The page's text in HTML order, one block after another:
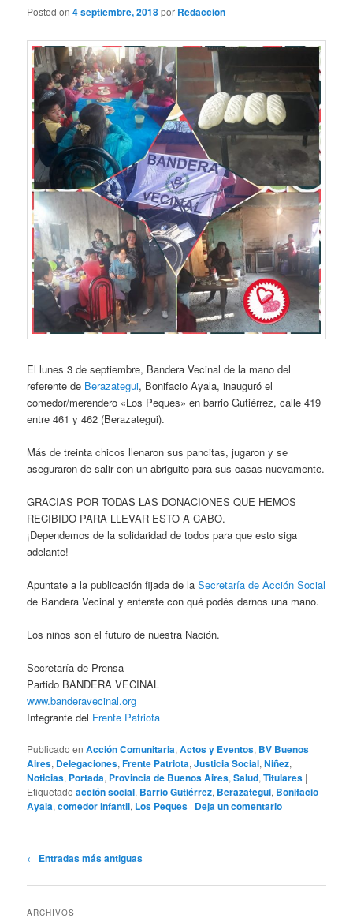
Posted on4 septiembre, 2018por Redaccion
El lunes 3 de septiembre, Bandera Vecinal de la mano del
referente de Berazategui, Bonifacio Ayala, inauguró el
comedor/merendero «Los Peques» en barrio Gutiérrez, calle 419
entre 461 y 462 (Berazategui).
Más de treinta chicos llenaron sus pancitas, jugaron y se
aseguraron de salir con un abriguito para sus casas nuevamente.
GRACIAS POR TODAS LAS DONACIONES QUE HEMOS
RECIBIDO PARA LLEVAR ESTO A CABO.
¡Dependemos de la solidaridad de todos para que esto siga
adelante!
Apuntate a la publicación fijada de laSecretaría de Acción Social
de Bandera Vecinal y enterate con qué podés darnos una mano.
Los niños son el futuro de nuestra Nación.
Secretaría de Prensa
Partido BANDERA VECINAL
www.banderavecinal.org
Integrante del Frente Patriota
Publicado en Acción Comunitaria,Actos y Eventos, BV Buenos
Aires, Delegaciones,Frente Patriota,Justicia Social,Niñez,
Noticias, Portada, Provincia de Buenos Aires,Salud,Titulares |
Etiquetado acción social, Barrio Gutiérrez, Berazategui, Bonifacio
Ayala,comedor infantil, Los Peques | Deja un comentario
Navegación
entradas
← Entradas más antiguas
ARCHIVOS